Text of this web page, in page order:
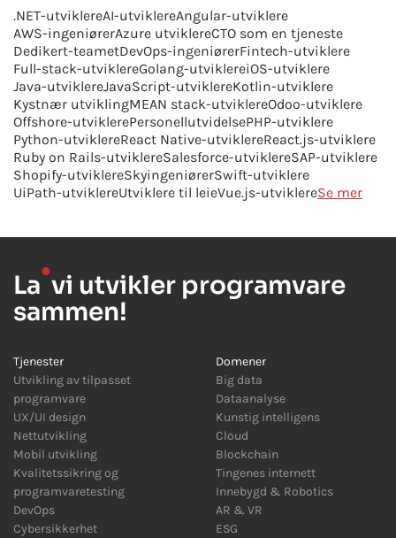
.NET-utviklereAI-utviklereAngular-utviklere
AWS-ingeniørerAzure utviklereCTO som en tjeneste
Dedikert-teametDevOps-ingeniørerFintech-utviklere
Full-stack-utviklereGolang-utviklereiOS-utviklere
Java-utviklereJavaScript-utviklereKotlin-utviklere
Kystnær utviklingMEAN stack-utviklereOdoo-utviklere
Offshore-utviklerePersonellutvidelsePHP-utviklere
Python-utviklereReact Native-utviklereReact.js-utviklere
Ruby on Rails-utviklereSalesforce-utviklereSAP-utviklere
Shopify-utviklereSkyingeniørerSwift-utviklere
UiPath-utviklereUtviklere til leieVue.js-utviklereSe mer
La●vi utvikler programvare
sammen!
Tjenester
Utvikling av tilpasset
programvare
UX/UI design
Nettutvikling
Mobil utvikling
Kvalitetssikring og
programvaretesting
DevOps
Cybersikkerhet
Domener
Big data
Dataanalyse
Kunstig intelligens
Cloud
Blockchain
Tingenes internett
Innebygd & Robotics
AR & VR
ESG